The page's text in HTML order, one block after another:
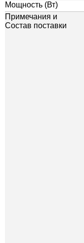
Мощность (Вт)
Примечания и
Состав поставки